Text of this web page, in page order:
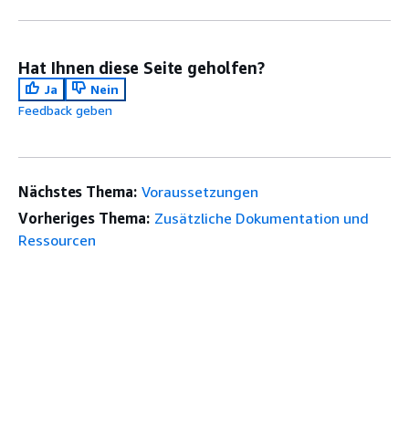
Hat Ihnen diese Seite geholfen?
Ja
Nein
Feedback geben
Nächstes Thema: Voraussetzungen
Vorheriges Thema: Zusätzliche Dokumentation und
Ressourcen